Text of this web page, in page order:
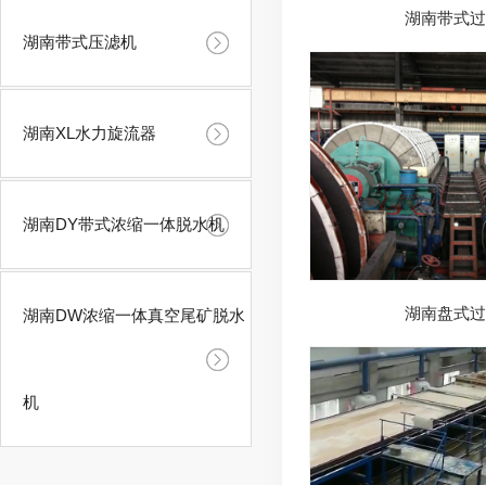
湖南带式压滤机
湖南XL水力旋流器
湖南DY带式浓缩一体脱水机
湖南DW浓缩一体真空尾矿脱水
机
湖南带式
湖南盘式